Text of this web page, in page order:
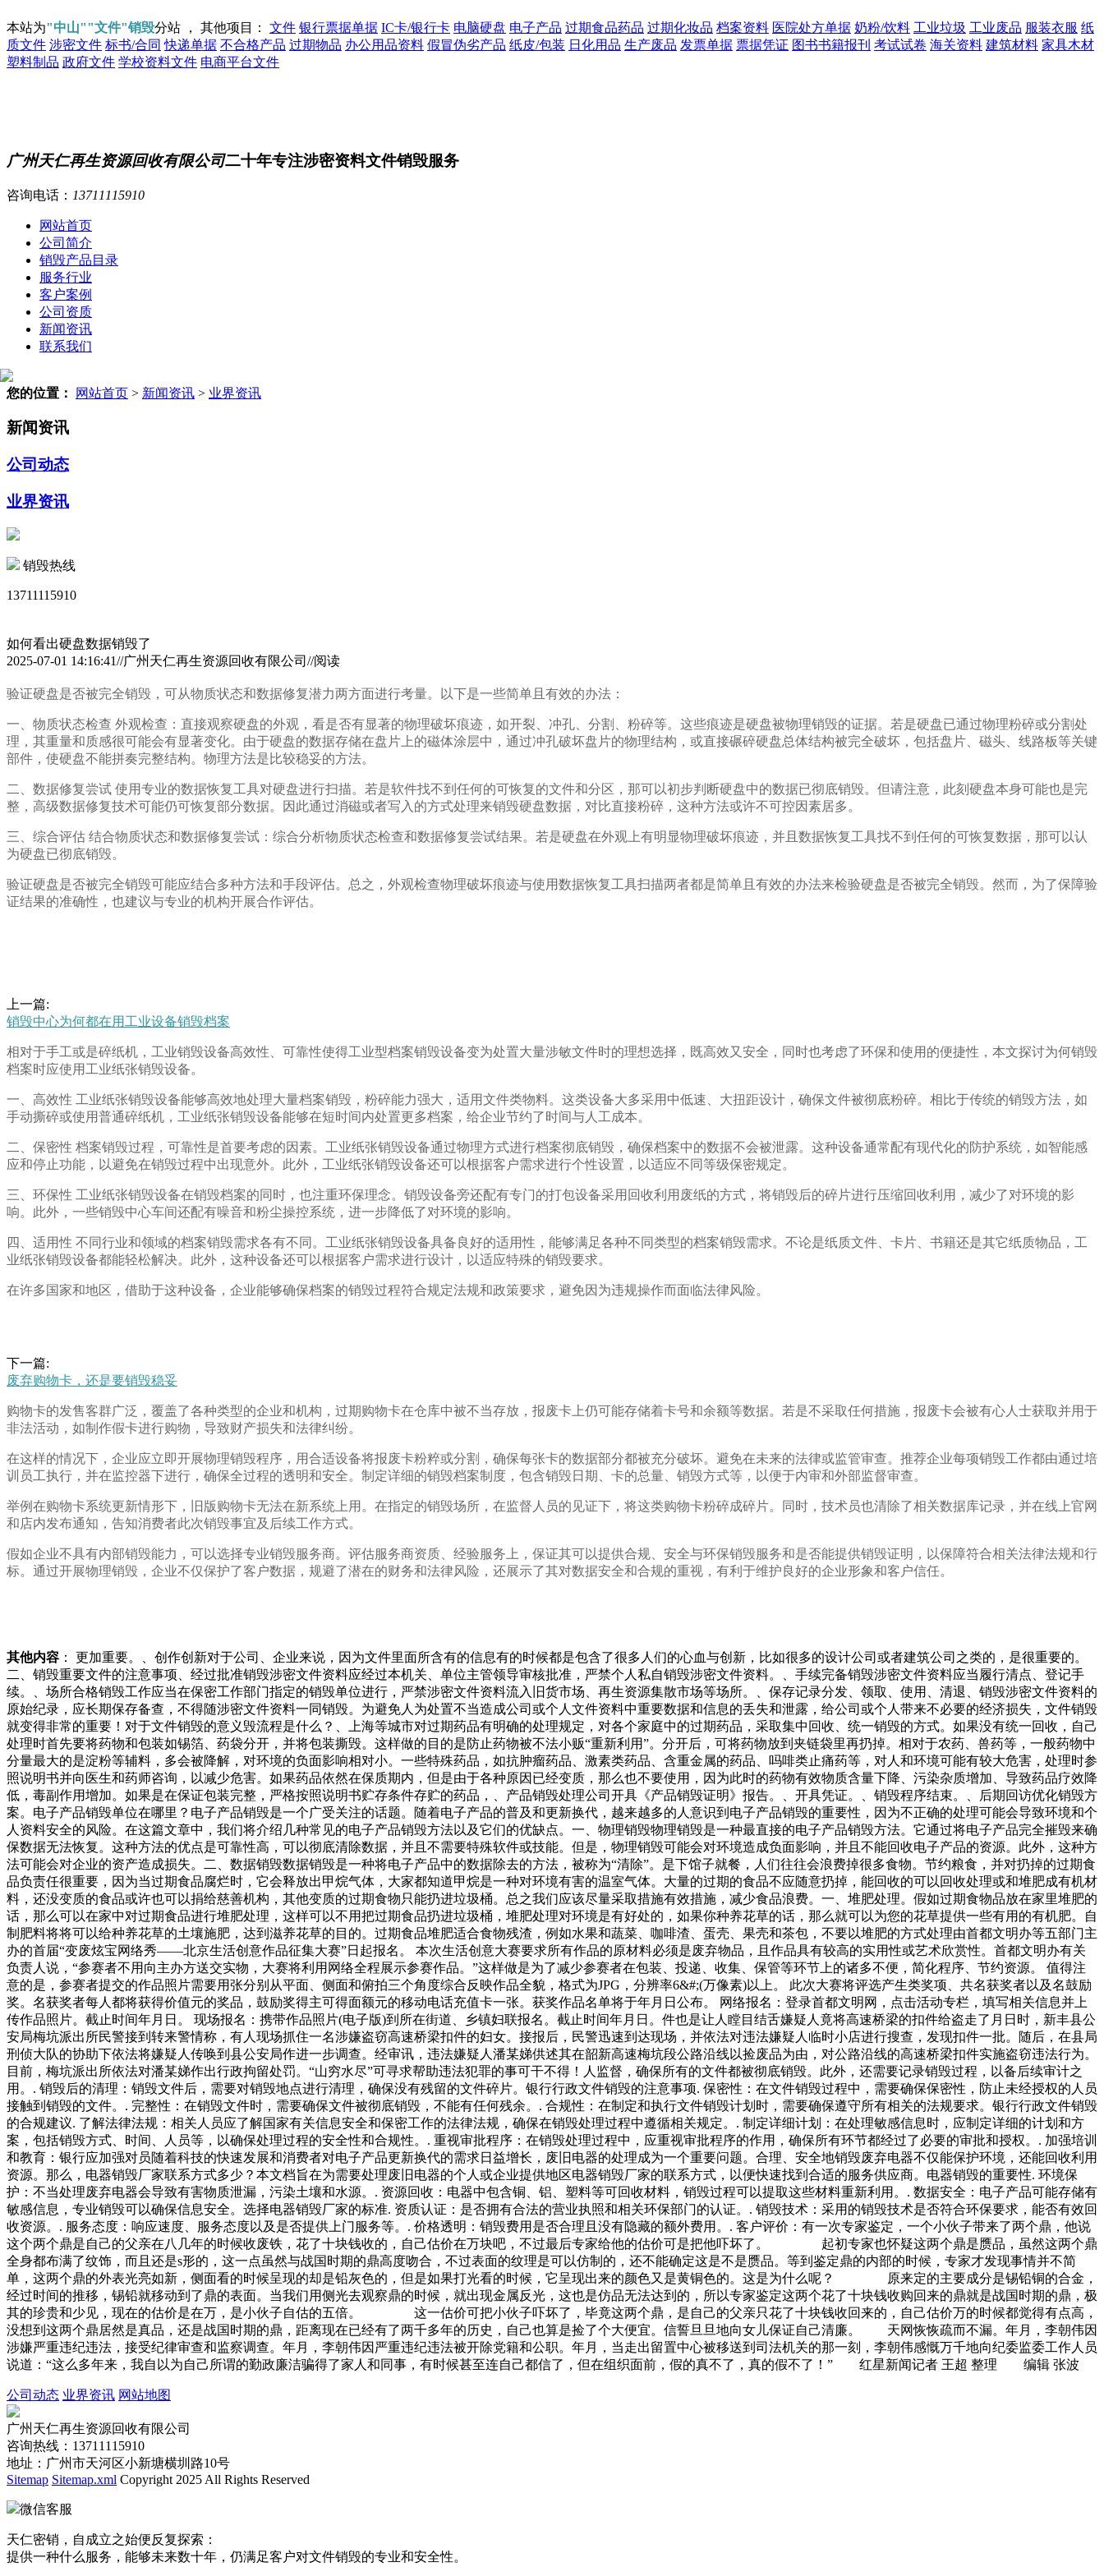
本站为"中山""文件"销毁分站 ， 其他项目： 文件 银行票据单据 IC卡/银行卡 电脑硬盘 电子产品 过期食品药品 过期化妆品 档案资料 医院处方单据 奶粉/饮料 工业垃圾 工业废品 服装衣服 纸
质文件 涉密文件 标书/合同 快递单据 不合格产品 过期物品 办公用品资料 假冒伪劣产品 纸皮/包装 日化用品 生产废品 发票单据 票据凭证 图书书籍报刊 考试试卷 海关资料 建筑材料 家具木材
塑料制品 政府文件 学校资料文件 电商平台文件
广州天仁再生资源回收有限公司二十年专注涉密资料文件销毁服务
咨询电话： 13711115910
网站首页
公司简介
销毁产品目录
服务行业
客户案例
公司资质
新闻资讯
联系我们
您的位置： 网站首页 > 新闻资讯 > 业界资讯
新闻资讯
公司动态
业界资讯
销毁热线
13711115910
如何看出硬盘数据销毁了
2025-07-01 14:16:41//广州天仁再生资源回收有限公司//阅读
验证硬盘是否被完全销毁，可从物质状态和数据修复潜力两方面进行考量。以下是一些简单且有效的办法：
一、物质状态检查 外观检查：直接观察硬盘的外观，看是否有显著的物理破坏痕迹，如开裂、冲孔、分割、粉碎等。这些痕迹是硬盘被物理销毁的证据。若是硬盘已通过物理粉碎或分割处
理，其重量和质感很可能会有显著变化。由于硬盘的数据存储在盘片上的磁体涂层中，通过冲孔破坏盘片的物理结构，或直接碾碎硬盘总体结构被完全破坏，包括盘片、磁头、线路板等关键
部件，使硬盘不能拼奏完整结构。物理方法是比较稳妥的方法。
二、数据修复尝试 使用专业的数据恢复工具对硬盘进行扫描。若是软件找不到任何的可恢复的文件和分区，那可以初步判断硬盘中的数据已彻底销毁。但请注意，此刻硬盘本身可能也是完
整，高级数据修复技术可能仍可恢复部分数据。因此通过消磁或者写入的方式处理来销毁硬盘数据，对比直接粉碎，这种方法或许不可控因素居多。
三、综合评估 结合物质状态和数据修复尝试：综合分析物质状态检查和数据修复尝试结果。若是硬盘在外观上有明显物理破坏痕迹，并且数据恢复工具找不到任何的可恢复数据，那可以认
为硬盘已彻底销毁。
验证硬盘是否被完全销毁可能应结合多种方法和手段评估。总之，外观检查物理破坏痕迹与使用数据恢复工具扫描两者都是简单且有效的办法来检验硬盘是否被完全销毁。然而，为了保障验
证结果的准确性，也建议与专业的机构开展合作评估。
上一篇:
销毁中心为何都在用工业设备销毁档案
相对于手工或是碎纸机，工业销毁设备高效性、可靠性使得工业型档案销毁设备变为处置大量涉敏文件时的理想选择，既高效又安全，同时也考虑了环保和使用的便捷性，本文探讨为何销毁
档案时应使用工业纸张销毁设备。
一、高效性 工业纸张销毁设备能够高效地处理大量档案销毁，粉碎能力强大，适用文件类物料。这类设备大多采用中低速、大扭距设计，确保文件被彻底粉碎。相比于传统的销毁方法，如
手动撕碎或使用普通碎纸机，工业纸张销毁设备能够在短时间内处置更多档案，给企业节约了时间与人工成本。
二、保密性 档案销毁过程，可靠性是首要考虑的因素。工业纸张销毁设备通过物理方式进行档案彻底销毁，确保档案中的数据不会被泄露。这种设备通常配有现代化的防护系统，如智能感
应和停止功能，以避免在销毁过程中出现意外。此外，工业纸张销毁设备还可以根据客户需求进行个性设置，以适应不同等级保密规定。
三、环保性 工业纸张销毁设备在销毁档案的同时，也注重环保理念。销毁设备旁还配有专门的打包设备采用回收利用废纸的方式，将销毁后的碎片进行压缩回收利用，减少了对环境的影
响。此外，一些销毁中心车间还配有噪音和粉尘操控系统，进一步降低了对环境的影响。
四、适用性 不同行业和领域的档案销毁需求各有不同。工业纸张销毁设备具备良好的适用性，能够满足各种不同类型的档案销毁需求。不论是纸质文件、卡片、书籍还是其它纸质物品，工
业纸张销毁设备都能轻松解决。此外，这种设备还可以根据客户需求进行设计，以适应特殊的销毁要求。
在许多国家和地区，借助于这种设备，企业能够确保档案的销毁过程符合规定法规和政策要求，避免因为违规操作而面临法律风险。
下一篇:
废弃购物卡，还是要销毁稳妥
购物卡的发售客群广泛，覆盖了各种类型的企业和机构，过期购物卡在仓库中被不当存放，报废卡上仍可能存储着卡号和余额等数据。若是不采取任何措施，报废卡会被有心人士获取并用于
非法活动，如制作假卡进行购物，导致财产损失和法律纠纷。
在这样的情况下，企业应立即开展物理销毁程序，用合适设备将报废卡粉粹或分割，确保每张卡的数据部分都被充分破坏。避免在未来的法律或监管审查。推荐企业每项销毁工作都由通过培
训员工执行，并在监控器下进行，确保全过程的透明和安全。制定详细的销毁档案制度，包含销毁日期、卡的总量、销毁方式等，以便于内审和外部监督审查。
举例在购物卡系统更新情形下，旧版购物卡无法在新系统上用。在指定的销毁场所，在监督人员的见证下，将这类购物卡粉碎成碎片。同时，技术员也清除了相关数据库记录，并在线上官网
和店内发布通知，告知消费者此次销毁事宜及后续工作方式。
假如企业不具有内部销毁能力，可以选择专业销毁服务商。评估服务商资质、经验服务上，保证其可以提供合规、安全与环保销毁服务和是否能提供销毁证明，以保障符合相关法律法规和行
标。通过开展物理销毁，企业不仅保护了客户数据，规避了潜在的财务和法律风险，还展示了其对数据安全和合规的重视，有利于维护良好的企业形象和客户信任。
其他内容 ： 更加重要。、创作创新对于公司、企业来说，因为文件里面所含有的信息有的时候都是包含了很多人们的心血与创新，比如很多的设计公司或者建筑公司之类的，是很重要的。
二、销毁重要文件的注意事项、经过批准销毁涉密文件资料应经过本机关、单位主管领导审核批准，严禁个人私自销毁涉密文件资料。、手续完备销毁涉密文件资料应当履行清点、登记手
续。、场所合格销毁工作应当在保密工作部门指定的销毁单位进行，严禁涉密文件资料流入旧货市场、再生资源集散市场等场所。、保存记录分发、领取、使用、清退、销毁涉密文件资料的
原始纪录，应长期保存备查，不得随涉密文件资料一同销毁。为避免人为处置不当造成公司或个人文件资料中重要数据和信息的丢失和泄露，给公司或个人带来不必要的经济损失，文件销毁
就变得非常的重要！对于文件销毁的意义毁流程是什么？、上海等城市对过期药品有明确的处理规定，对各个家庭中的过期药品，采取集中回收、统一销毁的方式。如果没有统一回收，自己
处理时首先要将药物和包装如锡箔、药袋分开，并将包装撕毁。这样做的目的是防止药物被不法小贩“重新利用”。分开后，可将药物放到夹链袋里再扔掉。相对于农药、兽药等，一般药物中
分量最大的是淀粉等辅料，多会被降解，对环境的负面影响相对小。一些特殊药品，如抗肿瘤药品、激素类药品、含重金属的药品、吗啡类止痛药等，对人和环境可能有较大危害，处理时参
照说明书并向医生和药师咨询，以减少危害。如果药品依然在保质期内，但是由于各种原因已经变质，那么也不要使用，因为此时的药物有效物质含量下降、污染杂质增加、导致药品疗效降
低，毒副作用增加。如果是在保证包装完整，严格按照说明书贮存条件存贮的药品，、产品销毁处理公司开具《产品销毁证明》报告。、开具凭证。、销毁程序结束。、后期回访优化销毁方
案。电子产品销毁单位在哪里？电子产品销毁是一个广受关注的话题。随着电子产品的普及和更新换代，越来越多的人意识到电子产品销毁的重要性，因为不正确的处理可能会导致环境和个
人资料安全的风险。在这篇文章中，我们将介绍几种常见的电子产品销毁方法以及它们的优缺点。一、物理销毁物理销毁是一种最直接的电子产品销毁方法。它通过将电子产品完全摧毁来确
保数据无法恢复。这种方法的优点是可靠性高，可以彻底清除数据，并且不需要特殊软件或技能。但是，物理销毁可能会对环境造成负面影响，并且不能回收电子产品的资源。此外，这种方
法可能会对企业的资产造成损失。二、数据销毁数据销毁是一种将电子产品中的数据除去的方法，被称为“清除”。是下馆子就餐，人们往往会浪费掉很多食物。节约粮食，并对扔掉的过期食
品负责任很重要，因为当过期食品腐烂时，它会释放出甲烷气体，大家都知道甲烷是一种对环境有害的温室气体。大量的过期的食品不应随意扔掉，能回收的可以回收处理或和堆肥成有机材
料，还没变质的食品或许也可以捐给慈善机构，其他变质的过期食物只能扔进垃圾桶。总之我们应该尽量采取措施有效措施，减少食品浪费。一、堆肥处理。假如过期食物品放在家里堆肥的
话，那么可以在家中对过期食品进行堆肥处理，这样可以不用把过期食品扔进垃圾桶，堆肥处理对环境是有好处的，如果你种养花草的话，那么就可以为您的花草提供一些有用的有机肥。自
制肥料将将可以给种养花草的土壤施肥，达到滋养花草的目的。过期食品堆肥适合食物残渣，例如水果和蔬菜、咖啡渣、蛋壳、果壳和茶包，不要以堆肥的方式处理由首都文明办等五部门主
办的首届“变废炫宝网络秀——北京生活创意作品征集大赛”日起报名。 本次生活创意大赛要求所有作品的原材料必须是废弃物品，且作品具有较高的实用性或艺术欣赏性。首都文明办有关
负责人说，“参赛者不用向主办方送交实物，大赛将利用网络全程展示参赛作品。”这样做是为了减少参赛者在包装、投递、收集、保管等环节上的诸多不便，简化程序、节约资源。 值得注
意的是，参赛者提交的作品照片需要用张分别从平面、侧面和俯拍三个角度综合反映作品全貌，格式为JPG，分辨率6&#;(万像素)以上。 此次大赛将评选产生类奖项、共名获奖者以及名鼓励
奖。名获奖者每人都将获得价值元的奖品，鼓励奖得主可得面额元的移动电话充值卡一张。获奖作品名单将于年月日公布。 网络报名：登录首都文明网，点击活动专栏，填写相关信息并上
传作品照片。截止时间年月日。 现场报名：携带作品照片(电子版)到所在街道、乡镇妇联报名。截止时间年月日。件也是让人瞠目结舌嫌疑人竟将高速桥梁的扣件给盗走了月日时，新丰县公
安局梅坑派出所民警接到转来警情称，有人现场抓住一名涉嫌盗窃高速桥梁扣件的妇女。接报后，民警迅速到达现场，并依法对违法嫌疑人临时小店进行搜查，发现扣件一批。随后，在县局
刑侦大队的协助下依法将嫌疑人传唤到县公安局作进一步调查。经审讯，违法嫌疑人潘某娣供述其在韶新高速梅坑段公路沿线以捡废品为由，对公路沿线的高速桥梁扣件实施盗窃违法行为。
目前，梅坑派出所依法对潘某娣作出行政拘留处罚。“山穷水尽”可寻求帮助违法犯罪的事可干不得！人监督，确保所有的文件都被彻底销毁。此外，还需要记录销毁过程，以备后续审计之
用。. 销毁后的清理：销毁文件后，需要对销毁地点进行清理，确保没有残留的文件碎片。银行行政文件销毁的注意事项. 保密性：在文件销毁过程中，需要确保保密性，防止未经授权的人员
接触到销毁的文件。. 完整性：在销毁文件时，需要确保文件被彻底销毁，不能有任何残余。. 合规性：在制定和执行文件销毁计划时，需要确保遵守所有相关的法规要求。银行行政文件销毁
的合规建议. 了解法律法规：相关人员应了解国家有关信息安全和保密工作的法律法规，确保在销毁处理过程中遵循相关规定。. 制定详细计划：在处理敏感信息时，应制定详细的计划和方
案，包括销毁方式、时间、人员等，以确保处理过程的安全性和合规性。. 重视审批程序：在销毁处理过程中，应重视审批程序的作用，确保所有环节都经过了必要的审批和授权。. 加强培训
和教育：银行应加强对员随着科技的快速发展和消费者对电子产品更新换代的需求日益增长，废旧电器的处理成为一个重要问题。合理、安全地销毁废弃电器不仅能保护环境，还能回收利用
资源。那么，电器销毁厂家联系方式多少？本文档旨在为需要处理废旧电器的个人或企业提供地区电器销毁厂家的联系方式，以便快速找到合适的服务供应商。电器销毁的重要性. 环境保
护：不当处理废弃电器会导致有害物质泄漏，污染土壤和水源。. 资源回收：电器中包含铜、铝、塑料等可回收材料，销毁过程可以提取这些材料重新利用。. 数据安全：电子产品可能存储有
敏感信息，专业销毁可以确保信息安全。选择电器销毁厂家的标准. 资质认证：是否拥有合法的营业执照和相关环保部门的认证。. 销毁技术：采用的销毁技术是否符合环保要求，能否有效回
收资源。. 服务态度：响应速度、服务态度以及是否提供上门服务等。. 价格透明：销毁费用是否合理且没有隐藏的额外费用。. 客户评价：有一次专家鉴定，一个小伙子带来了两个鼎，他说
这个两个鼎是自己的父亲在八几年的时候收废铁，花了十块钱收的，自己估价在万块吧，不过最后专家给他的估价可是把他吓坏了。 起初专家也怀疑这两个鼎是赝品，虽然这两个鼎
全身都布满了纹饰，而且还是s形的，这一点虽然与战国时期的鼎高度吻合，不过表面的纹理是可以仿制的，还不能确定这是不是赝品。等到鉴定鼎的内部的时候，专家才发现事情并不简
单，这两个鼎的外表光亮如新，侧面看的时候呈现的却是铅灰色的，但是如果打光看的时候，它呈现出来的颜色又是黄铜色的。这是为什么呢？ 原来定的主要成分是锡铅铜的合金，
经过时间的推移，锡铅就移动到了鼎的表面。当我们用侧光去观察鼎的时候，就出现金属反光，这也是仿品无法达到的，所以专家鉴定这两个花了十块钱收购回来的鼎就是战国时期的鼎，极
其的珍贵和少见，现在的估价是在万，是小伙子自估的五倍。 这一估价可把小伙子吓坏了，毕竟这两个鼎，是自己的父亲只花了十块钱收回来的，自己估价万的时候都觉得有点高，
没想到这两个鼎居然是真品，还是战国时期的鼎，距离现在已经有了两千多年的历史，自己也算是捡了个大便宜。信誓旦旦地向女儿保证自己清廉。 天网恢恢疏而不漏。年月，李朝伟因
涉嫌严重违纪违法，接受纪律审查和监察调查。年月，李朝伟因严重违纪违法被开除党籍和公职。年月，当走出留置中心被移送到司法机关的那一刻，李朝伟感慨万千地向纪委监委工作人员
说道：“这么多年来，我自以为自己所谓的勤政廉洁骗得了家人和同事，有时候甚至连自己都信了，但在组织面前，假的真不了，真的假不了！” 红星新闻记者 王超 整理 编辑 张波
公司动态 业界资讯 网站地图
广州天仁再生资源回收有限公司
咨询热线：13711115910
地址：广州市天河区小新塘横圳路10号
Sitemap Sitemap.xml Copyright 2025 All Rights Reserved
微信客服
天仁密销，自成立之始便反复探索：
提供一种什么服务，能够未来数十年，仍满足客户对文件销毁的专业和安全性。